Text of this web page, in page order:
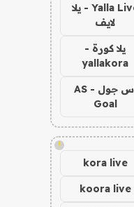
Yalla Live - يلا
لايف
يلا كورة -
yallakora
اس جول - AS
Goal
!
kora live
koora live